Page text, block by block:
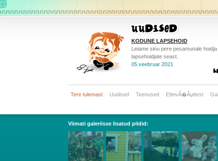
KODUNE LAPSEHOID
Leiame sinu pere pesamunale
lapsehoidjate seast.
05.veebruar 2021
Tere tulemast Uudised Teenused EttevÃ�Âµttest
Viimati galeriisse lisatud pildid: